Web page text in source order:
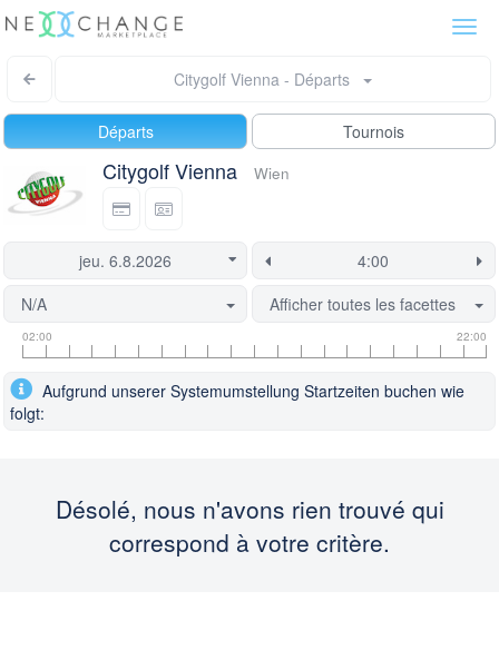
Citygolf Vienna - Départs
Départs Tournois
Citygolf Vienna Wien
N/A
Afficher toutes les facettes
Informations
les
heures
Informations
le
créneau
départ
est
actuellement
verrouillée.
02:00 22:00
Aufgrund unserer Systemumstellung Startzeiten buchen wie
folgt:
Désolé, nous n'avons rien trouvé qui
correspond à votre critère.